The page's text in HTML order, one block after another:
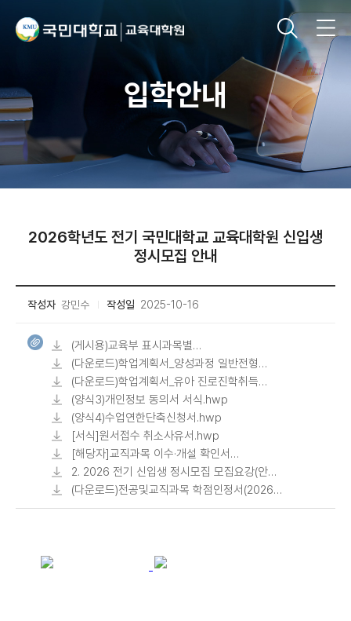
입학안내
2026학년도 전기 국민대학교 교육대학원 신입생
정시모집 안내
작성자 강민수 작성일 2025-10-16
(게시용)교육부 표시과목별
기본이수과목현황_2017년 개정 반영.pdf
(다운로드)학업계획서_양성과정 일반전형
지원자용.hwp
(다운로드)학업계획서_유아 진로진학취득자
특별전형 지원자용.hwp
(양식3)개인정보 동의서 서식.hwp
(양식4)수업연한단축신청서.hwp
[서식]원서접수 취소사유서.hwp
[해당자]교직과목 이수·개설 확인서
(양식).hwp
2. 2026 전기 신입생 정시모집 모집요강(안)
.pdf
(다운로드)전공및교직과목 학점인정서(2026